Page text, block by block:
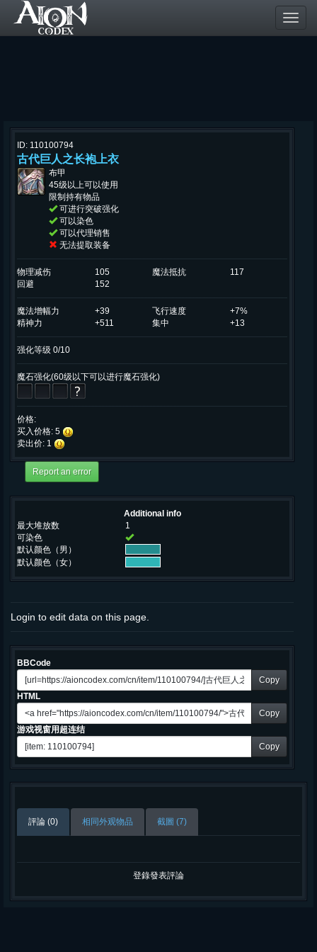
ID: 110100794
古代巨人之长袍上衣
布甲
45级以上可以使用
限制持有物品
可进行突破强化
可以染色
可以代理销售
无法提取装备
物理减伤 105 魔法抵抗
117
回避
152
魔法增幅力 +39 飞行速度
+7%
精神力
+511 集中 +13
强化等级 0/10
魔石强化(60级以下可以进行魔石强化)
价格:
买入价格: 5
卖出价: 1
Additional info
最大堆放数
1
可染色
默认颜色（男）
默认颜色（女）
Login to edit data on this page.
BBCode
Copy
HTML
Copy
游戏视窗用超连结
Copy
評論 (0) 相同外观物品 截圖 (7)
登錄發表評論